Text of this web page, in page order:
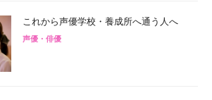
これから声優学校・養成所へ通う人へ
声優・俳優